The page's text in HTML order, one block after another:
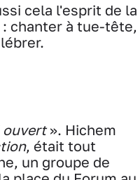
cela l'esprit de la
chanter à tue-tête,
ouvert». Hichem
, était tout
un groupe de